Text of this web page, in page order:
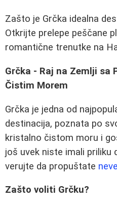
Zašto je Grčka idealna
Otkrijte prelepe peščane
romantične trenutke na
Grčka - Raj na Zemlji sa
Čistim Morem
Grčka je jedna od
destinacija, poznata po
kristalno čistom moru i
još uvek niste imali priliku
verujte da propuštate
Zašto voliti Grčku?